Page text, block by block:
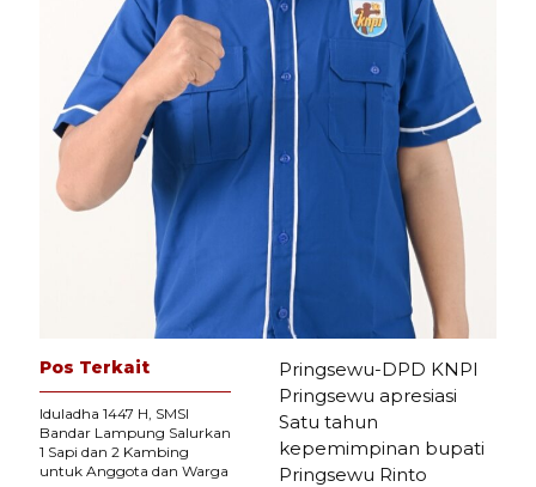
Pringsewu-DPD KNPI
Pringsewu apresiasi
Satu tahun
kepemimpinan bupati
Pringsewu Rinto
Pos Terkait
Iduladha 1447 H, SMSI
Bandar Lampung Salurkan
1 Sapi dan 2 Kambing
untuk Anggota dan Warga